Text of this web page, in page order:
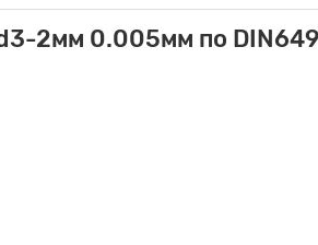
2мм 0.005мм по